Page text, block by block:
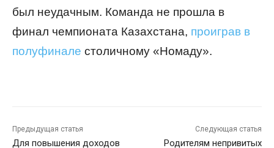
был неудачным. Команда не прошла в
финал чемпионата Казахстана, проиграв в
полуфинале столичному «Номаду».
Предыдущая статья
Для повышения доходов
Следующая статья
Родителям непривитых